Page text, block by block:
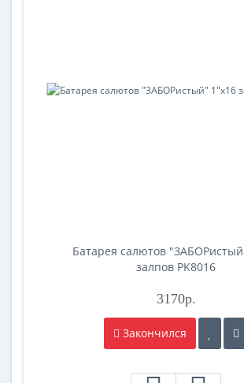
Батарея салютов
залпов PK8016
3170р.
Закончился